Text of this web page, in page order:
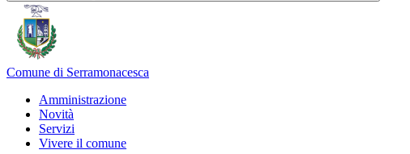
Comune di Serramonacesca
Amministrazione
Novità
Servizi
Vivere il comune